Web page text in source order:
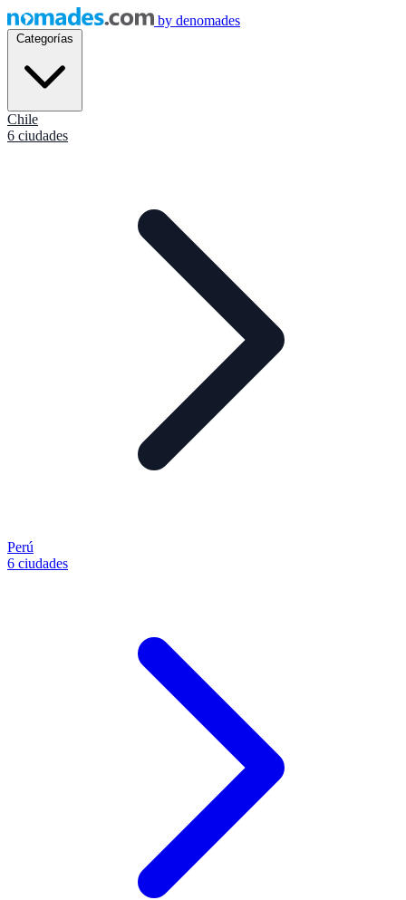
by denomades
Chile
6 ciudades
Perú
6 ciudades